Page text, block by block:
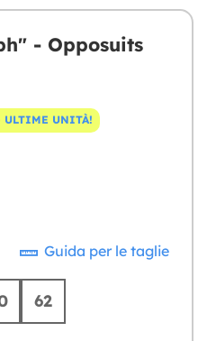
- Opposuits
ULTIME UNITÀ!
Guida per le taglie
62